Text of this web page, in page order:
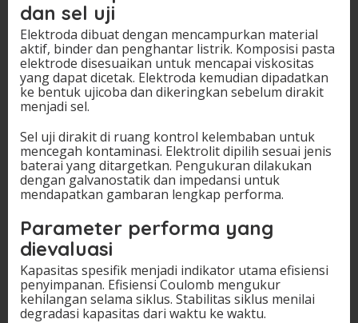
dan sel uji
Elektroda dibuat dengan mencampurkan material
aktif, binder dan penghantar listrik. Komposisi pasta
elektrode disesuaikan untuk mencapai viskositas
yang dapat dicetak. Elektroda kemudian dipadatkan
ke bentuk ujicoba dan dikeringkan sebelum dirakit
menjadi sel.
Sel uji dirakit di ruang kontrol kelembaban untuk
mencegah kontaminasi. Elektrolit dipilih sesuai jenis
baterai yang ditargetkan. Pengukuran dilakukan
dengan galvanostatik dan impedansi untuk
mendapatkan gambaran lengkap performa.
Parameter performa yang
dievaluasi
Kapasitas spesifik menjadi indikator utama efisiensi
penyimpanan. Efisiensi Coulomb mengukur
kehilangan selama siklus. Stabilitas siklus menilai
degradasi kapasitas dari waktu ke waktu.